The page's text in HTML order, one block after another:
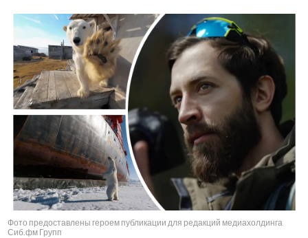
Фото предоставлены героем публикации для редакций медиахолдинга
Сиб.фм Групп